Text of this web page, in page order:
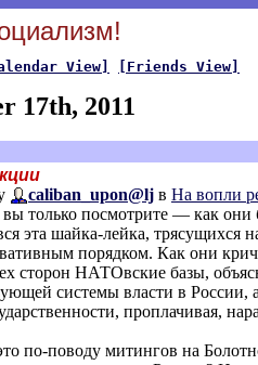
View] [Friends View]
17th, 2011
caliban_upon@lj в На вопли
только посмотрите — как они
эта шайка-лейка,
порядком. Как они
сторон НАТОвские базы,
системы власти в России,
проплачивая,
по-поводу митингов на